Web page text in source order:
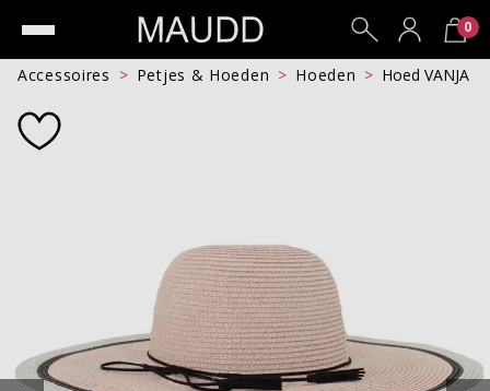
0
Accessoires Petjes & Hoeden Hoeden Hoed VANJA